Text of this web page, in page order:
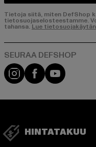
Tietoja siitä, miten DefShop
tietosuojaselosteestamme.
tahansa. Lue
Visit our Instagram
Visit ourVisit our
HINTATAKUU